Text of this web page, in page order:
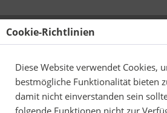
Cookie-Richtlinien
Diese Website verwendet Cookies,
bestmögliche Funktionalität bieten
damit nicht einverstanden sein
folgende Funktionen nicht zur